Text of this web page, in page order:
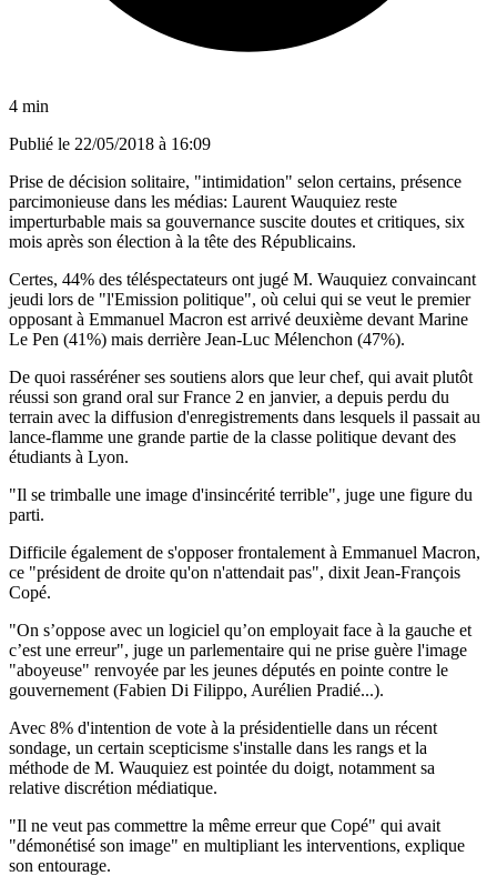
4 min
Publié le 22/05/2018 à 16:09
Prise de décision solitaire, "intimidation" selon certains, présence
parcimonieuse dans les médias: Laurent Wauquiez reste
imperturbable mais sa gouvernance suscite doutes et critiques, six
mois après son élection à la tête des Républicains.
Certes, 44% des téléspectateurs ont jugé M. Wauquiez convaincant
jeudi lors de "l'Emission politique", où celui qui se veut le premier
opposant à Emmanuel Macron est arrivé deuxième devant Marine
Le Pen (41%) mais derrière Jean-Luc Mélenchon (47%).
De quoi rasséréner ses soutiens alors que leur chef, qui avait plutôt
réussi son grand oral sur France 2 en janvier, a depuis perdu du
terrain avec la diffusion d'enregistrements dans lesquels il passait au
lance-flamme une grande partie de la classe politique devant des
étudiants à Lyon.
"Il se trimballe une image d'insincérité terrible", juge une figure du
parti.
Difficile également de s'opposer frontalement à Emmanuel Macron,
ce "président de droite qu'on n'attendait pas", dixit Jean-François
Copé.
"On s’oppose avec un logiciel qu’on employait face à la gauche et
c’est une erreur", juge un parlementaire qui ne prise guère l'image
"aboyeuse" renvoyée par les jeunes députés en pointe contre le
gouvernement (Fabien Di Filippo, Aurélien Pradié...).
Avec 8% d'intention de vote à la présidentielle dans un récent
sondage, un certain scepticisme s'installe dans les rangs et la
méthode de M. Wauquiez est pointée du doigt, notamment sa
relative discrétion médiatique.
"Il ne veut pas commettre la même erreur que Copé" qui avait
"démonétisé son image" en multipliant les interventions, explique
son entourage.